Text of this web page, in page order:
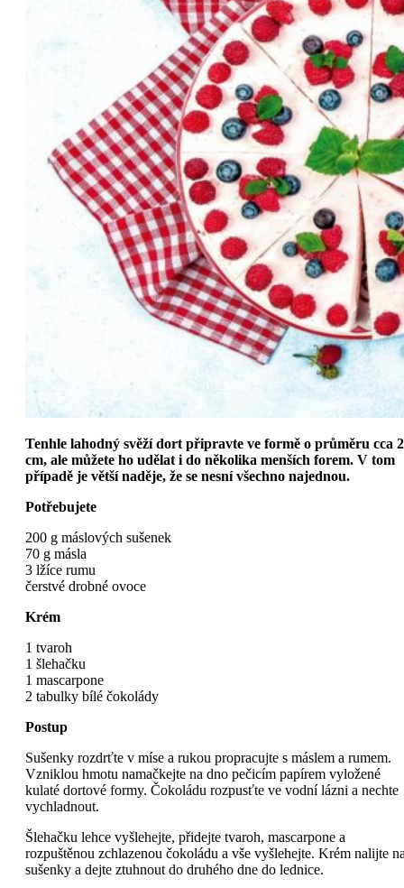
Tenhle lahodný svěží dort připravte ve formě o průměru cca
cm, ale můžete ho udělat i do několika menších forem. V tom
případě je větší naděje, že se nesní všechno najednou.
Potřebujete
200 g máslových sušenek
70 g másla
3 lžíce rumu
čerstvé drobné ovoce
Krém
1 tvaroh
1 šlehačku
1 mascarpone
2 tabulky bílé čokolády
Postup
Sušenky rozdrťte v míse a rukou propracujte s máslem a rumem.
Vzniklou hmotu namačkejte na dno pečicím papírem vyložené
kulaté dortové formy. Čokoládu rozpusťte ve vodní lázni a nechte
vychladnout.
Šlehačku lehce vyšlehejte, přidejte tvaroh, mascarpone a
rozpuštěnou zchlazenou čokoládu a vše vyšlehejte. Krém nalijte
sušenky a dejte ztuhnout do druhého dne do lednice.